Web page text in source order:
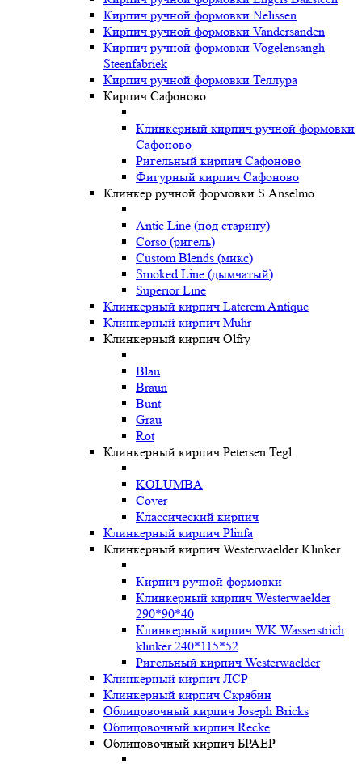
Кирпич ручной формовки Nelissen
Кирпич ручной формовки Vandersanden
Кирпич ручной формовки Vogelensangh
Steenfabriek
Кирпич ручной формовки Теллура
Кирпич Сафоново
Клинкерный кирпич ручной формовки
Сафоново
Ригельный кирпич Сафоново
Фигурный кирпич Сафоново
Клинкер ручной формовки S.Anselmo
Antic Line (под старину)
Corso (ригель)
Custom Blends (микс)
Smoked Line (дымчатый)
Superior Line
Клинкерный кирпич Laterem Antique
Клинкерный кирпич Muhr
Клинкерный кирпич Olfry
Blau
Braun
Bunt
Grau
Rot
Клинкерный кирпич Petersen Tegl
KOLUMBA
Cover
Классический кирпич
Клинкерный кирпич Plinfa
Клинкерный кирпич Westerwaelder Klinker
Кирпич ручной формовки
Клинкерный кирпич Westerwaelder
290*90*40
Клинкерный кирпич WK Wasserstrich
klinker 240*115*52
Ригельный кирпич Westerwaelder
Клинкерный кирпич ЛСР
Клинкерный кирпич Скрябин
Облицовочный кирпич Joseph Bricks
Облицовочный кирпич Recke
Облицовочный кирпич БРАЕР